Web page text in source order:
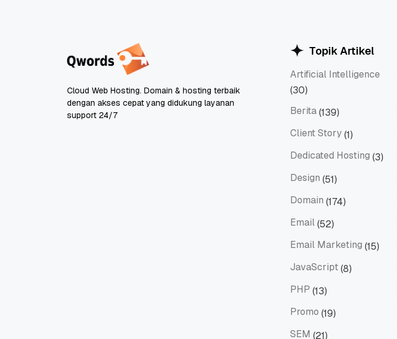
Cloud Web Hosting. Domain & hosting terbaik
dengan akses cepat yang didukung layanan
support 24/7
Topik Artikel
Artificial Intelligence
Artificial Intelligence
(30)
Berita(139)
Client Story(1)
Dedicated Hosting (3)
Design (51)
Domain (174)
Email(52)
Email Marketing (15)
JavaScript(8)
PHP (13)
Promo (19)
SEM (21)